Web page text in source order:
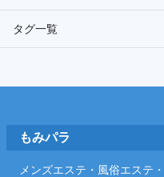
タグ一覧
Footerもみパラ
メンズエステ・風俗エステ